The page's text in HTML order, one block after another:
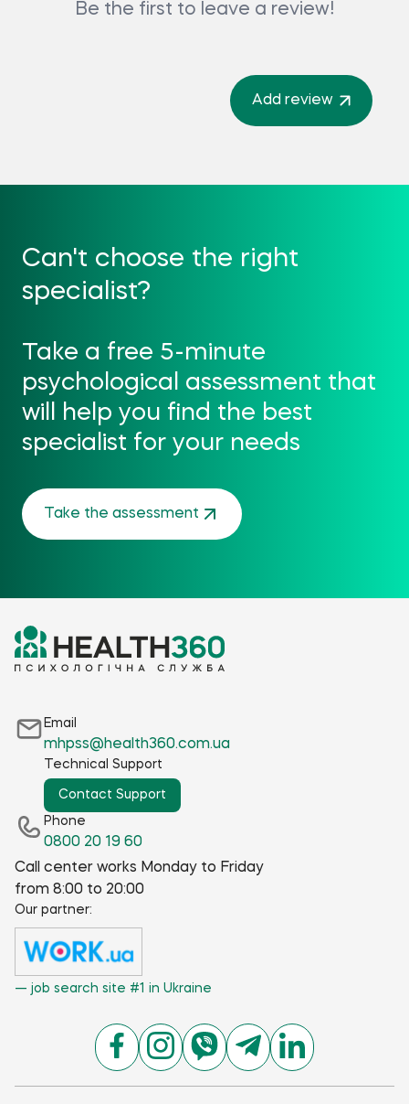
Be the first to leave a review!
Add review
Can't choose the right
specialist?
Take a free 5-minute
psychological assessment that
will help you find the best
specialist for your needs
Take the assessment
Email
mhpss@health360.com.ua
Technical Support
Contact Support
Our partner:
— job search site #1 in Ukraine
Phone
0800 20 19 60
Call center works Monday to Friday
from 8:00 to 20:00